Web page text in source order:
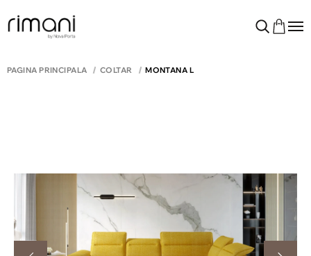
PAGINA PRINCIPALĂ COLTAR MONTANA L